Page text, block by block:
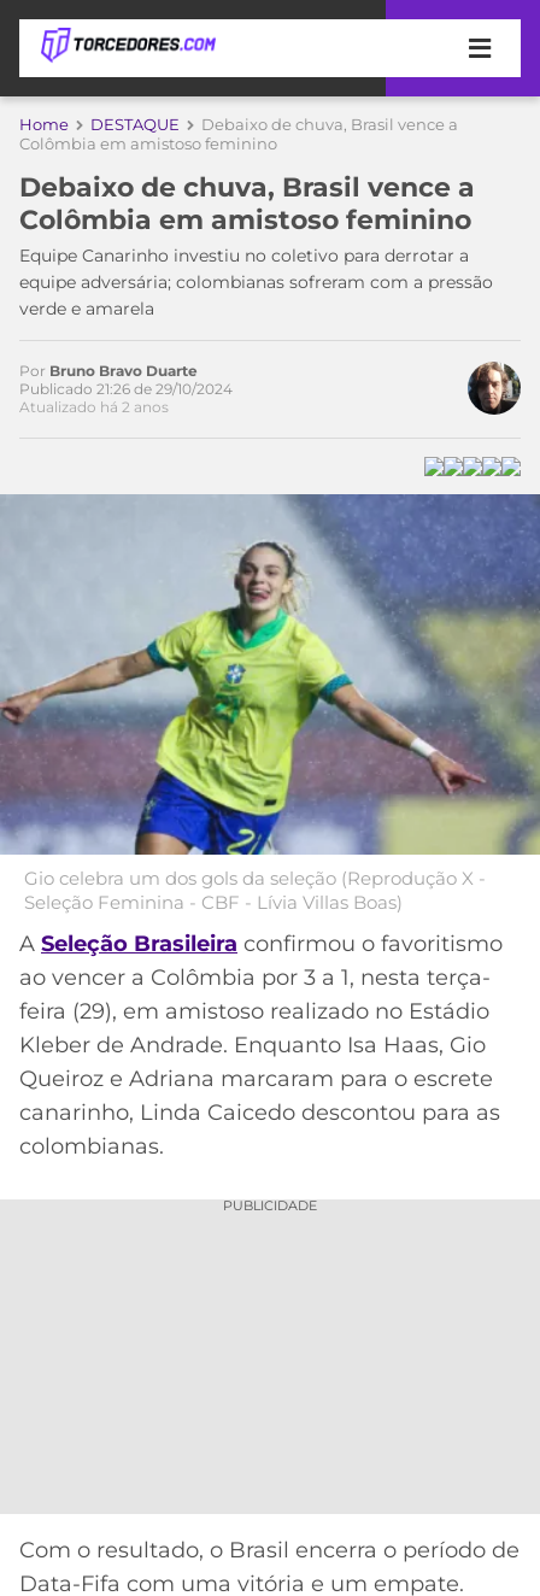
APOSTAS
DE
APOSTA
MELHORES
SITES
DE
APOSTAS
2026
INDICAÇÃO
BET365
CÓDIGO
BETANO
MELHORES
APPS
DE
APOSTAS
CASSINOS
ONLINE
MELHORES
CASSINOS
ONLINE
2026
COPA
DO
MUNDO
MEU
TIME
CORINTHIANS
PAULO
SANTOS
FLAMENGO
FLUMINENSE
BOTAFOGO
VASCO
INTERNACIONAL
GRÊMIO
ATLÉTICO
CAMPEONATOS
LIBERTADORES
COPA
DO
BRASIL
PREMIER
LEAGUE
COPA
SUL-
AMERICANA
LIGA
DOS
CAMPEÕES
LALIGA
PALPITES
Home DESTAQUE
Debaixo de chuva, Brasil vence a
Colômbia em amistoso feminino
Debaixo de chuva, Brasil vence a
Colômbia em amistoso feminino
Equipe Canarinho investiu no coletivo para derrotar a
equipe adversária; colombianas sofreram com a pressão
verde e amarela
Acesse o perfil do autor
Por Bruno Bravo Duarte
Publicado 21:26 de 29/10/2024
Atualizado há 2 anos
Gio celebra um dos gols da seleção (Reprodução X -
Seleção Feminina - CBF - Lívia Villas Boas)
A Seleção Brasileira confirmou o favoritismo
ao vencer a Colômbia por 3 a 1, nesta terça-
feira (29), em amistoso realizado no Estádio
Kleber de Andrade. Enquanto Isa Haas, Gio
Queiroz e Adriana marcaram para o escrete
canarinho, Linda Caicedo descontou para as
colombianas.
PUBLICIDADE
Com o resultado, o Brasil encerra o período de
Data-Fifa com uma vitória e um empate.